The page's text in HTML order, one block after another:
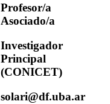
Profesor/a
Asociado/a
Investigador
Principal
(CONICET)
solari@df.uba.ar